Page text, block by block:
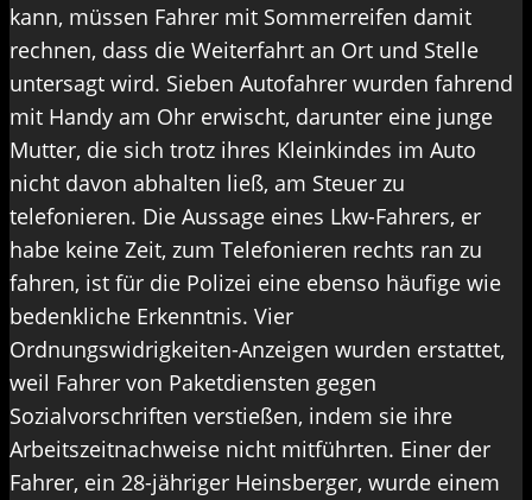
kann, müssen Fahrer mit Sommerreifen damit
rechnen, dass die Weiterfahrt an Ort und Stelle
untersagt wird. Sieben Autofahrer wurden fahrend
mit Handy am Ohr erwischt, darunter eine junge
Mutter, die sich trotz ihres Kleinkindes im Auto
nicht davon abhalten ließ, am Steuer zu
telefonieren. Die Aussage eines Lkw-Fahrers, er
habe keine Zeit, zum Telefonieren rechts ran zu
fahren, ist für die Polizei eine ebenso häufige wie
bedenkliche Erkenntnis. Vier
Ordnungswidrigkeiten-Anzeigen wurden erstattet,
weil Fahrer von Paketdiensten gegen
Sozialvorschriften verstießen, indem sie ihre
Arbeitszeitnachweise nicht mitführten. Einer der
Fahrer, ein 28-jähriger Heinsberger, wurde einem